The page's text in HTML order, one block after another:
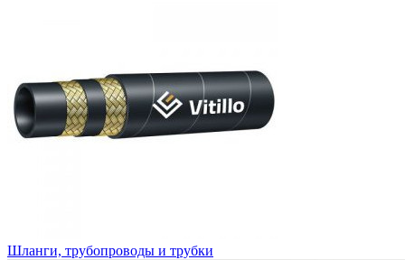
Шланги, трубопроводы и трубки